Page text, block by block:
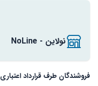
نولاین - NoLine
فروشندگان طرف قرارداد اعتباری